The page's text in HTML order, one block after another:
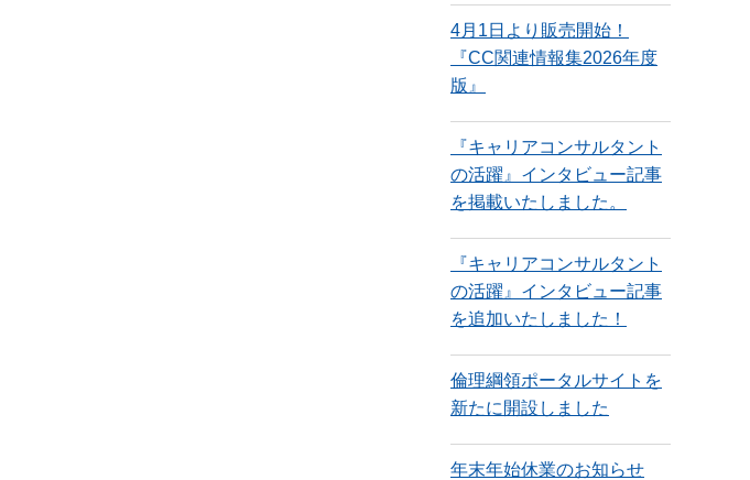
4月1日より販売開始！
『CC関連情報集2026年度
版』
『キャリアコンサルタント
の活躍』インタビュー記事
を掲載いたしました。
『キャリアコンサルタント
の活躍』インタビュー記事
を追加いたしました！
倫理綱領ポータルサイトを
新たに開設しました
年末年始休業のお知らせ